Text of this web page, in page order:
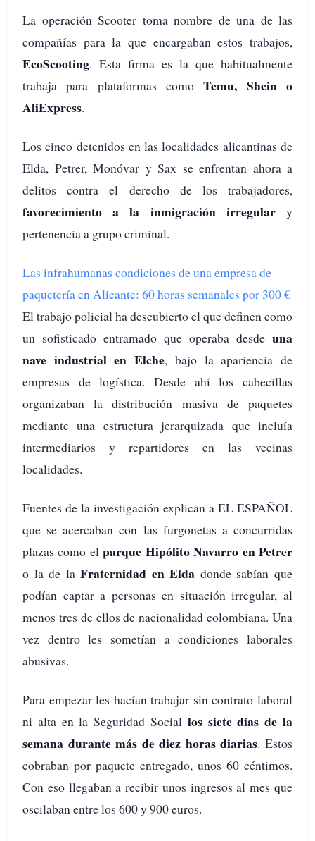
La operación Scooter toma nombre de una de las
compañías para la que encargaban estos trabajos,
EcoScooting. Esta firma es la que habitualmente
trabaja para plataformas comoTemu, Shein o
AliExpress.
Los cinco detenidos en las localidades alicantinas de
Elda, Petrer, Monóvar y Sax se enfrentan ahora a
delitos contra el derecho de los trabajadores,
favorecimiento a la inmigración irregulary
pertenencia a grupo criminal.
Las infrahumanas condiciones de una empresa de
paquetería en Alicante: 60 horas semanales por 300 €
El trabajo policial ha descubierto el que definen como
un sofisticado entramado que operaba desde una
nave industrial en Elche, bajo la apariencia de
empresas de logística. Desde ahí los cabecillas
organizaban la distribución masiva de paquetes
mediante una estructura jerarquizada que incluía
intermediarios y repartidores en las vecinas
localidades.
Fuentes de la investigación explican a EL ESPAÑOL
que se acercaban con las furgonetas a concurridas
plazas como elparque Hipólito Navarro en Petrer
o la de laFraternidad en Elda donde sabían que
podían captar a personas en situación irregular, al
menos tres de ellos de nacionalidad colombiana. Una
vez dentro les sometían a condiciones laborales
abusivas.
Para empezar les hacían trabajar sin contrato laboral
ni alta en la Seguridad Social los siete días de la
semana durante más de diez horas diarias. Estos
cobraban por paquete entregado, unos 60 céntimos.
Con eso llegaban a recibir unos ingresos al mes que
oscilaban entre los 600 y 900 euros.